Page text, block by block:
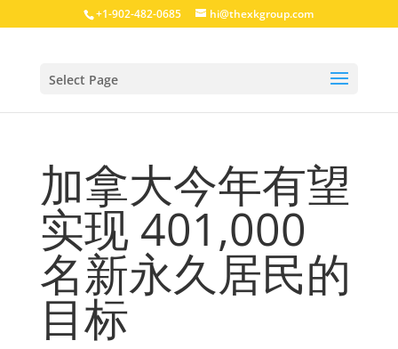
+1-902-482-0685 hi@thexkgroup.com
Select Page
加拿大今年有望
实现 401,000
名新永久居民的
目标